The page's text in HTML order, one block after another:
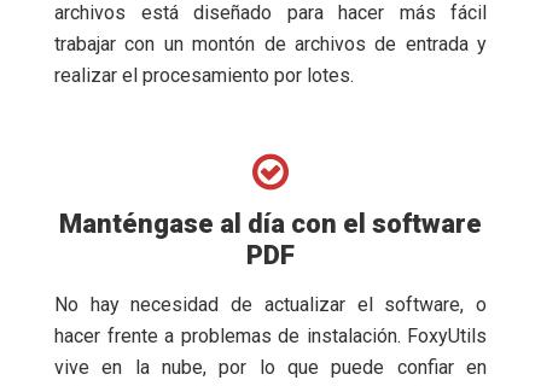
archivos está diseñado para hacer más fácil
trabajar con un montón de archivos de entrada y
realizar el procesamiento por lotes.
Manténgase al día con el software
PDF
No hay necesidad de actualizar el software, o
hacer frente a problemas de instalación. FoxyUtils
vive en la nube, por lo que puede confiar en